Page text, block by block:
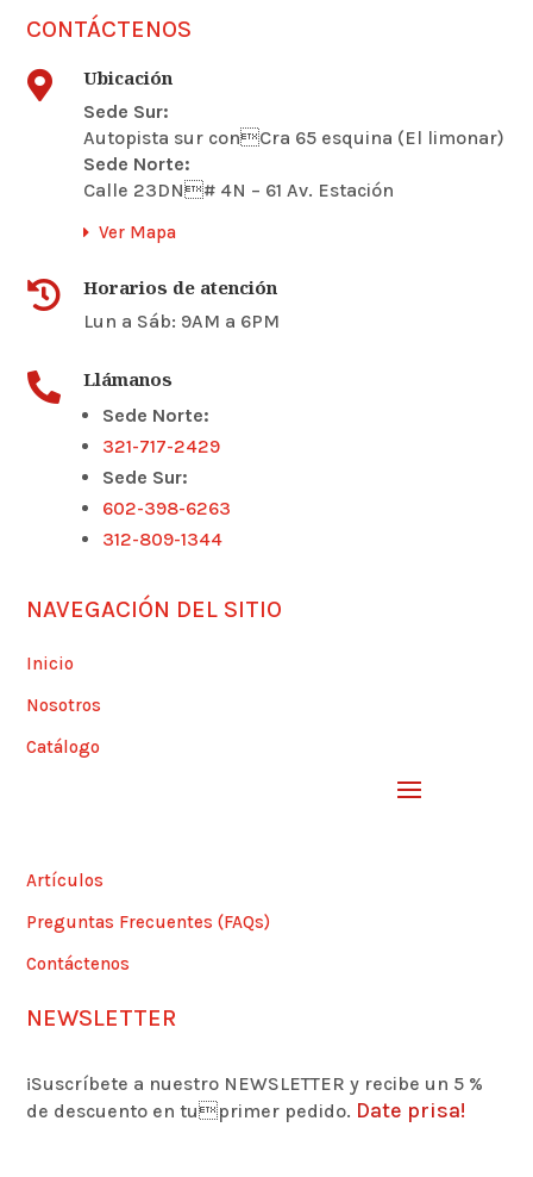
CONTÁCTENOS
 Ubicación
Sede Sur:
Autopista sur conCra 65 esquina (El limonar)
Sede Norte:
Calle 23DN# 4N – 61 Av. Estación
Ver Mapa
 Horarios de atención
Lun a Sáb: 9AM a 6PM
 Llámanos
Sede Norte:
321-717-2429
Sede Sur:
602-398-6263
312-809-1344
NAVEGACIÓN DEL SITIO
Inicio
Nosotros
Catálogo
Artículos
Preguntas Frecuentes (FAQs)
Contáctenos
NEWSLETTER
¡Suscríbete a nuestro NEWSLETTER y recibe un 5 %
de descuento en tuprimer pedido. Date prisa!